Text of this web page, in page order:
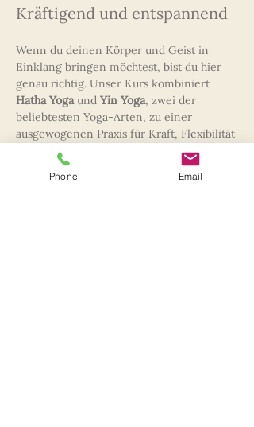
Kräftigend und entspannend
Wenn du deinen Körper und Geist in
Einklang bringen möchtest, bist du hier
genau richtig. Unser Kurs kombiniert
Hatha Yoga und Yin Yoga, zwei der
beliebtesten Yoga-Arten, zu einer
ausgewogenen Praxis für Kraft, Flexibilität
und Entspannung.
Hatha Yoga stärkt die Muskulatur,
Phone Email